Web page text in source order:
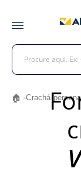
🏠 >Crachá